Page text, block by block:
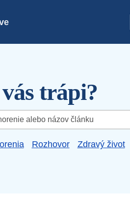
trápi?
Rozhovor Zdravý život